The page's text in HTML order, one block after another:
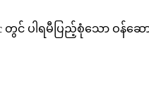
တွင် ပါရမီပြည့်စုံသော ဝ